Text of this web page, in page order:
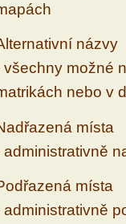
názvy
všechny možné
nebo v
místa
administrativně
místa
administrativně